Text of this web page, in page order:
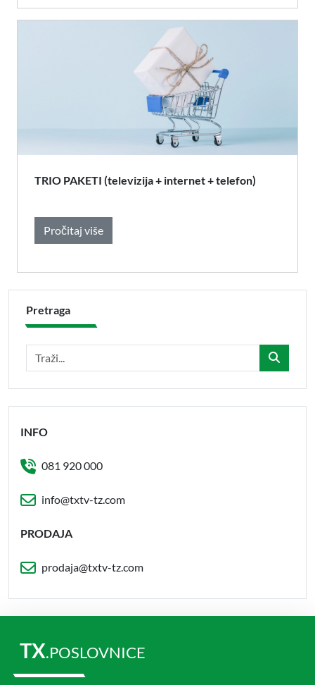
TRIO PAKETI (televizija + internet + telefon)
Pročitaj više
Pretraga
INFO
081 920 000
info@txtv-tz.com
PRODAJA
prodaja@txtv-tz.com
TX.POSLOVNICE